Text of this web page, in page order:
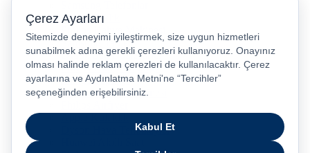
JBL Kulaklık
Samsung Tablet
Dyson Saç Düzleştirici
Philips Dikey Süpürge
Philips Süpürge
Karaca Kahve Makinesi
Dyson Hava Temizleyici